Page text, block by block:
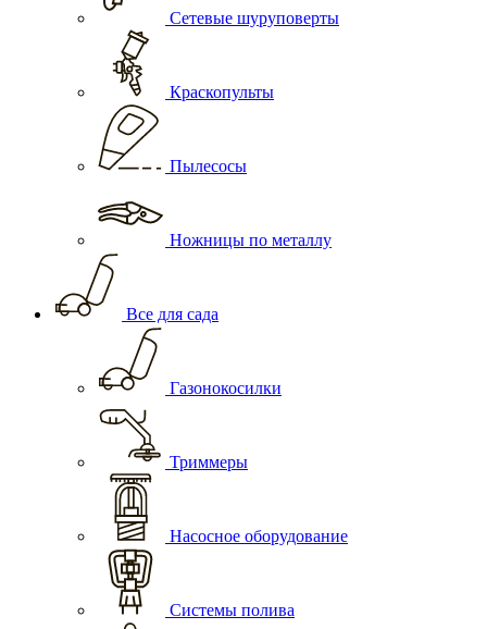
Сетевые шуруповерты
Краскопульты
Пылесосы
Ножницы по металлу
Все для сада
Газонокосилки
Триммеры
Насосное оборудование
Системы полива